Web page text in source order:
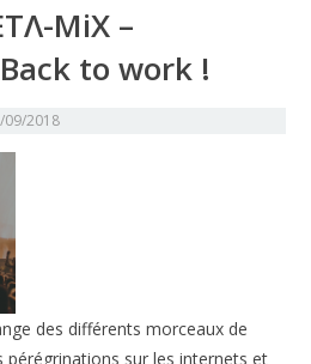
MiX –
to work !
09/2018
des différents morceaux de
pérégrinations sur les internets et